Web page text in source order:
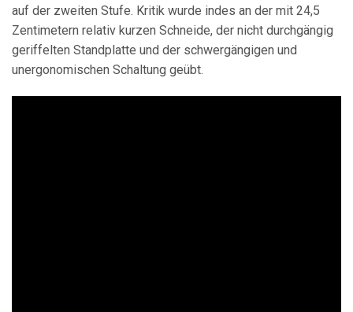
auf der zweiten Stufe. Kritik wurde indes an der mit 24,5
Zentimetern relativ kurzen Schneide, der nicht durchgängig
geriffelten Standplatte und der schwergängigen und
unergonomischen Schaltung geübt.